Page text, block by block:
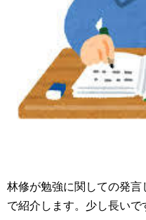
林修が勉強に関しての発
で紹介します。少し長いで